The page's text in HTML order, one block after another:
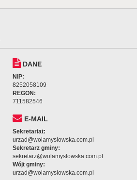
DANE
NIP:
8252058109
REGON:
711582546
E-MAIL
Sekretariat:
urzad@wolamyslowska.com.pl
Sekretarz gminy:
sekretarz@wolamyslowska.com.pl
Wójt gminy:
urzad@wolamyslowska.com.pl